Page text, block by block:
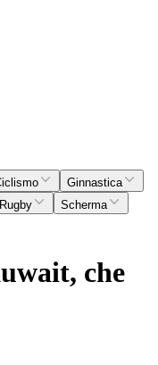
Ginnastica
Rugby
Scherma
che